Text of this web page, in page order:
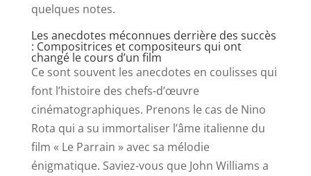
quelques notes.
Les anecdotes méconnues derrière des succès
: Compositrices et compositeurs qui ont
changé le cours d’un film
Ce sont souvent les anecdotes en coulisses qui
font l’histoire des chefs-d’œuvre
cinématographiques. Prenons le cas de Nino
Rota qui a su immortaliser l’âme italienne du
film « Le Parrain » avec sa mélodie
énigmatique. Saviez-vous que John Williams a